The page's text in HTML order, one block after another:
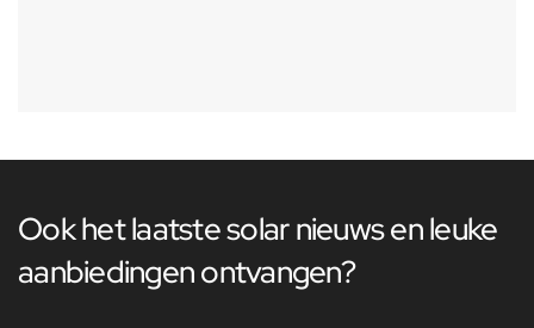
Ook het laatste solar nieuws en leuke
aanbiedingen ontvangen?